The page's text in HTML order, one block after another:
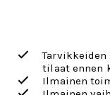
Tarvikkeiden
tilaat ennen
Ilmainen